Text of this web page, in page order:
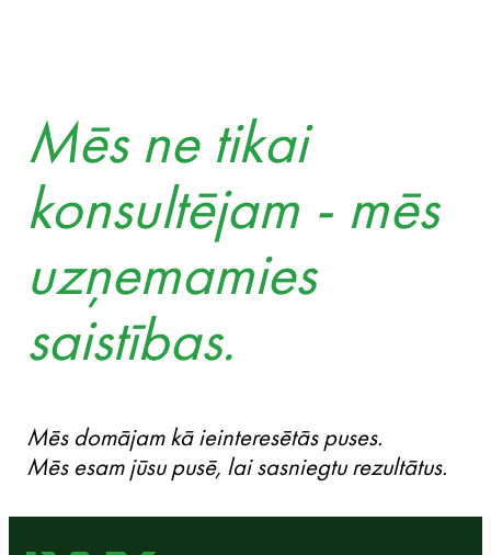
Mēs ne tikai
konsultējam - mēs
uzņemamies
saistības.
Mēs domājam kā ieinteresētās puses.
Mēs esam jūsu pusē, lai sasniegtu rezultātus.